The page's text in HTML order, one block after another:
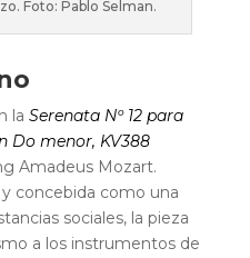
Foto: Pablo Selman.
la Serenata Nº 12 para
Do menor, KV388
Amadeus Mozart.
concebida como una
sociales, la pieza
a los instrumentos de